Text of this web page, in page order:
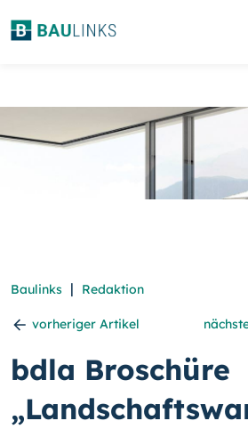
Baulinks | Redaktion
vorheriger Artikel
bdla Broschüre